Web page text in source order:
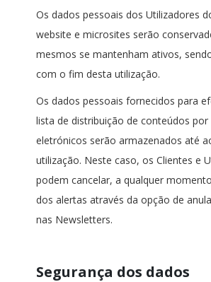
Os dados pessoais dos Utilizadores
website e microsites serão
mesmos se mantenham ativos,
com o fim desta utilização.
Os dados pessoais fornecidos para
lista de distribuição de conteúdos por
eletrónicos serão armazenados até
utilização. Neste caso, os Clientes e
podem cancelar, a qualquer
dos alertas através da opção de
nas Newsletters.
Segurança dos dados